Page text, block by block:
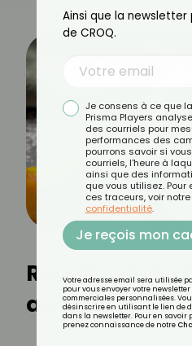
Recette de
au miel
Ainsi que la
de CROQ.
Je consens à ce que
Prisma Players
des courriels pour
performances des
pourrons savoir si
courriels, l'heure à
ainsi que des
que vous utilisez. Pour
ces traceurs, voir notre
confidentialité.
Je reçois mon
Votre adresse email sera utilisée
pour vous envoyer votre
commerciales personnalisées.
désinscrire en utilisant le lien de
dans la newsletter. Pour en savoir
prenez connaissance de notre